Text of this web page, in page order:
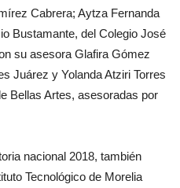
Cabrera; Aytza Fernanda
Bustamante, del Colegio José
su asesora Glafira Gómez
Juárez y Yolanda Atziri Torres
Bellas Artes, asesoradas por
nacional 2018, también
Tecnológico de Morelia